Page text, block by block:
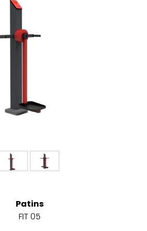
Patins
FIT 05